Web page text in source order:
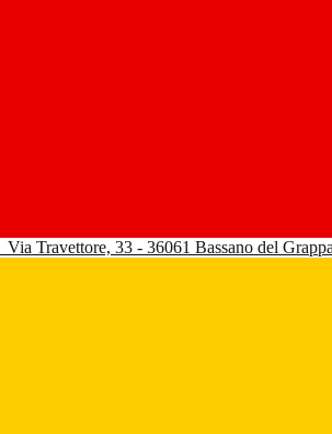
Via Travettore, 33 - 36061 Bassano del